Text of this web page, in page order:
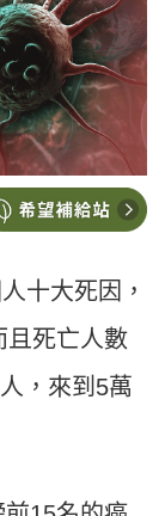
十大死因，
且死亡人數
，來到5萬